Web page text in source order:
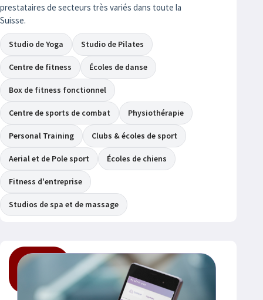
prestataires de secteurs très variés dans toute la
Suisse.
Studio de Yoga Studio de Pilates
Centre de fitness Écoles de danse
Box de fitness fonctionnel
Centre de sports de combat Physiothérapie
Personal Training Clubs & écoles de sport
Aerial et de Pole sport Écoles de chiens
Fitness d'entreprise
Studios de spa et de massage